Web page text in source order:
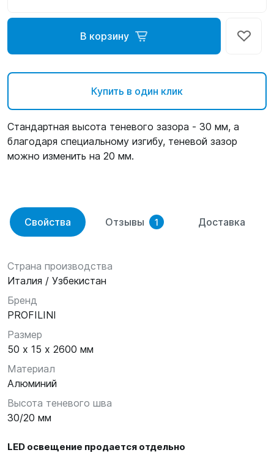
В корзину
Купить в один клик
Стандартная высота теневого зазора - 30 мм, а
благодаря специальному изгибу, теневой зазор
можно изменить на 20 мм.
Свойства Отзывы 1 Доставка
Страна производства
Италия / Узбекистан
Бренд
PROFILINI
Размер
50 х 15 х 2600 мм
Материал
Алюминий
Высота теневого шва
30/20 мм
LED освещение продается отдельно